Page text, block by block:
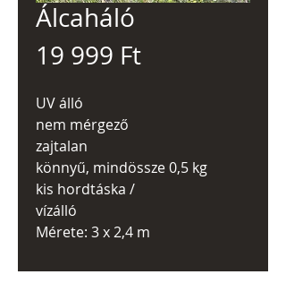
Álcaháló
19 999 FtÁr
UV álló
nem mérgező
zajtalan
könnyű, mindössze 0,5 kg
kis hordtáska /
vízálló
Mérete: 3 x 2,4 m